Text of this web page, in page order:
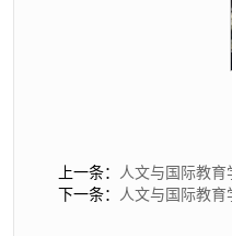
上一条： 人文与国际教
下一条： 人文与国际教育